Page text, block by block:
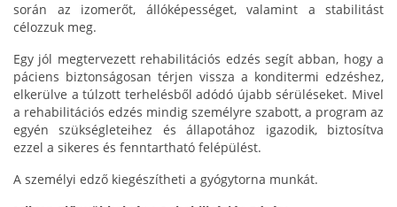
során az izomerőt, állóképességet, valamint a stabilitást
célozzuk meg.
Egy jól megtervezett rehabilitációs edzés segít abban, hogy a
páciens biztonságosan térjen vissza a konditermi edzéshez,
elkerülve a túlzott terhelésből adódó újabb sérüléseket. Mivel
a rehabilitációs edzés mindig személyre szabott, a program az
egyén szükségleteihez és állapotához igazodik, biztosítva
ezzel a sikeres és fenntartható felépülést.
A személyi edző kiegészítheti a gyógytorna munkát.